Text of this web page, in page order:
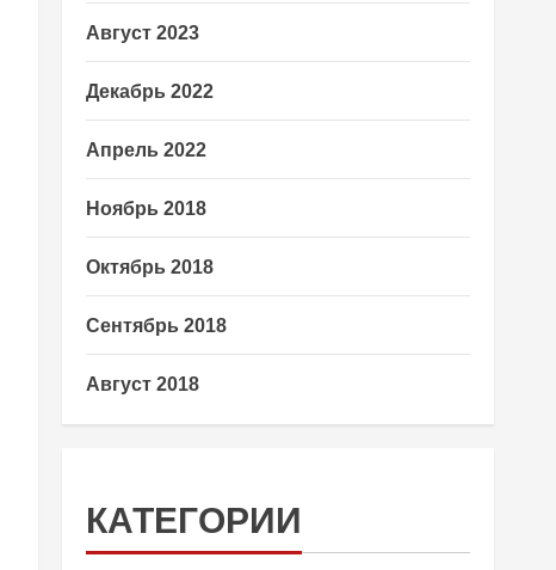
Август 2023
Декабрь 2022
Апрель 2022
Ноябрь 2018
Октябрь 2018
Сентябрь 2018
Август 2018
КАТЕГОРИИ